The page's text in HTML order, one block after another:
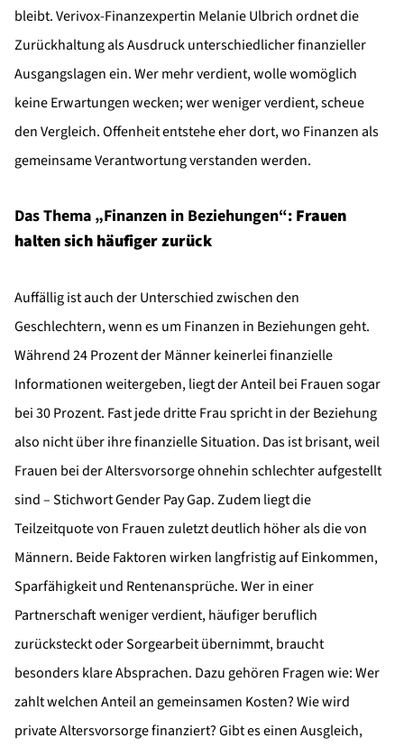
bleibt. Verivox-Finanzexpertin Melanie Ulbrich ordnet die
Zurückhaltung als Ausdruck unterschiedlicher finanzieller
Ausgangslagen ein. Wer mehr verdient, wolle womöglich
keine Erwartungen wecken; wer weniger verdient, scheue
den Vergleich. Offenheit entstehe eher dort, wo Finanzen als
gemeinsame Verantwortung verstanden werden.
Das Thema „Finanzen in Beziehungen“: Frauen
halten sich häufiger zurück
Auffällig ist auch der Unterschied zwischen den
Geschlechtern, wenn es um Finanzen in Beziehungen geht.
Während 24 Prozent der Männer keinerlei finanzielle
Informationen weitergeben, liegt der Anteil bei Frauen sogar
bei 30 Prozent. Fast jede dritte Frau spricht in der Beziehung
also nicht über ihre finanzielle Situation. Das ist brisant, weil
Frauen bei der Altersvorsorge ohnehin schlechter aufgestellt
sind – Stichwort Gender Pay Gap. Zudem liegt die
Teilzeitquote von Frauen zuletzt deutlich höher als die von
Männern. Beide Faktoren wirken langfristig auf Einkommen,
Sparfähigkeit und Rentenansprüche. Wer in einer
Partnerschaft weniger verdient, häufiger beruflich
zurücksteckt oder Sorgearbeit übernimmt, braucht
besonders klare Absprachen. Dazu gehören Fragen wie: Wer
zahlt welchen Anteil an gemeinsamen Kosten? Wie wird
private Altersvorsorge finanziert? Gibt es einen Ausgleich,